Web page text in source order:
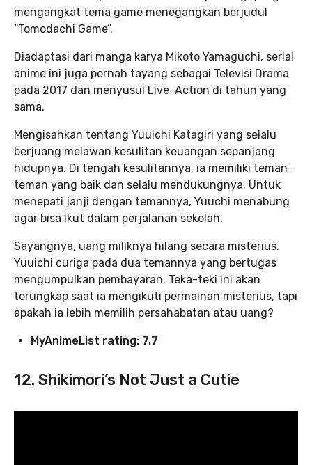
mengangkat tema game menegangkan berjudul
“Tomodachi Game”.
Diadaptasi dari manga karya Mikoto Yamaguchi, serial
anime ini juga pernah tayang sebagai Televisi Drama
pada 2017 dan menyusul Live-Action di tahun yang
sama.
Mengisahkan tentang Yuuichi Katagiri yang selalu
berjuang melawan kesulitan keuangan sepanjang
hidupnya. Di tengah kesulitannya, ia memiliki teman-
teman yang baik dan selalu mendukungnya. Untuk
menepati janji dengan temannya, Yuuchi menabung
agar bisa ikut dalam perjalanan sekolah.
Sayangnya, uang miliknya hilang secara misterius.
Yuuichi curiga pada dua temannya yang bertugas
mengumpulkan pembayaran. Teka-teki ini akan
terungkap saat ia mengikuti permainan misterius, tapi
apakah ia lebih memilih persahabatan atau uang?
MyAnimeList rating: 7.7
12. Shikimori’s Not Just a Cutie